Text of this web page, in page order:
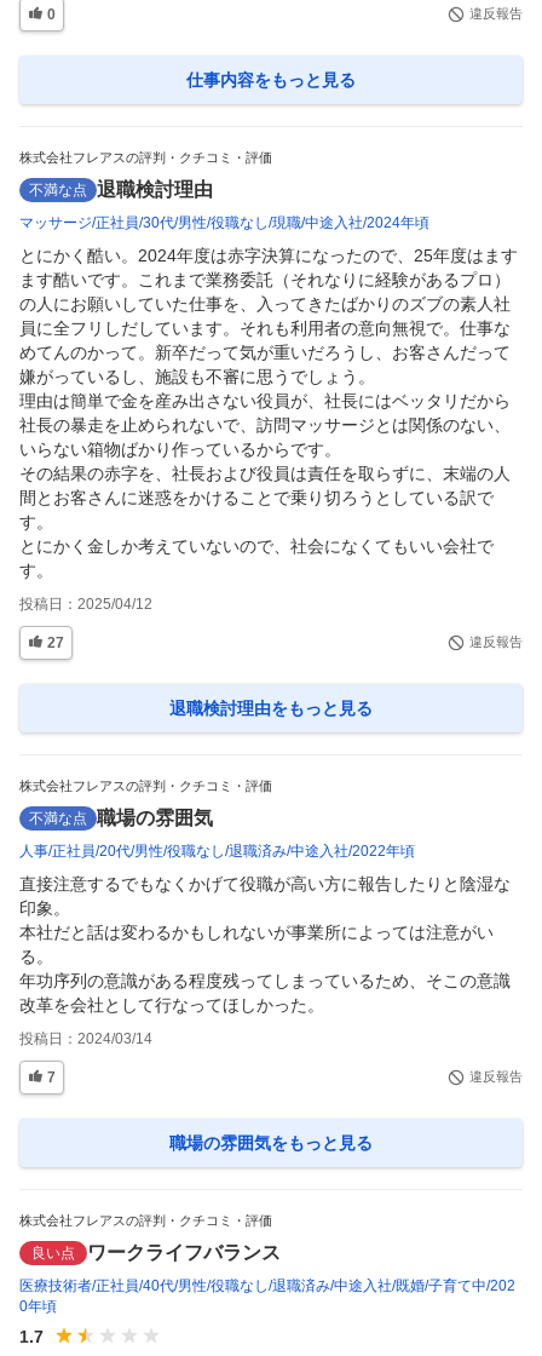
0 違反報告
仕事内容をもっと見る
株式会社フレアスの評判・クチコミ・評価
不満な点 退職検討理由
マッサージ 正社員 30代 男性 役職なし 現職 中途入社 2024年頃
とにかく酷い。2024年度は赤字決算になったので、25年度はます
ます酷いです。これまで業務委託（それなりに経験があるプロ）
の人にお願いしていた仕事を、入ってきたばかりのズブの素人社
員に全フリしだしています。それも利用者の意向無視で。仕事な
めてんのかって。新卒だって気が重いだろうし、お客さんだって
嫌がっているし、施設も不審に思うでしょう。
理由は簡単で金を産み出さない役員が、社長にはベッタリだから
社長の暴走を止められないで、訪問マッサージとは関係のない、
いらない箱物ばかり作っているからです。
その結果の赤字を、社長および役員は責任を取らずに、末端の人
間とお客さんに迷惑をかけることで乗り切ろうとしている訳で
す。
とにかく金しか考えていないので、社会になくてもいい会社で
す。
投稿日： 2025/04/12
27 違反報告
退職検討理由をもっと見る
株式会社フレアスの評判・クチコミ・評価
不満な点 職場の雰囲気
人事 正社員 20代 男性 役職なし 退職済み 中途入社 2022年頃
直接注意するでもなくかげて役職が高い方に報告したりと陰湿な
印象。
本社だと話は変わるかもしれないが事業所によっては注意がい
る。
年功序列の意識がある程度残ってしまっているため、そこの意識
改革を会社として行なってほしかった。
投稿日： 2024/03/14
7 違反報告
職場の雰囲気をもっと見る
株式会社フレアスの評判・クチコミ・評価
良い点 ワークライフバランス
医療技術者 正社員 40代 男性 役職なし 退職済み 中途入社 既婚 子育て中 202
0年頃
1.7